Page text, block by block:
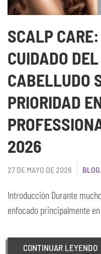
SCALP
CUIDADO
CABELLUDO
PRIORIDAD
2026
27 DE MAYO DE 2026 BLOG,
Introducción Durante
enfocado principalmente
CONTINUAR LEYENDO